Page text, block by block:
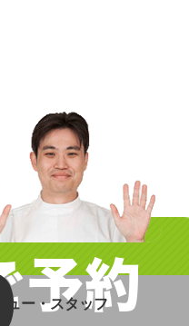
予約
ュー・スタッフ